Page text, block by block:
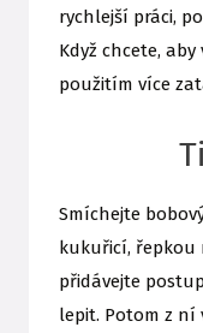
rychlejší práci,
Když chcete,
použitím více
Smíchejte
kukuřicí, řepkou
přidávejte
lepit. Potom z